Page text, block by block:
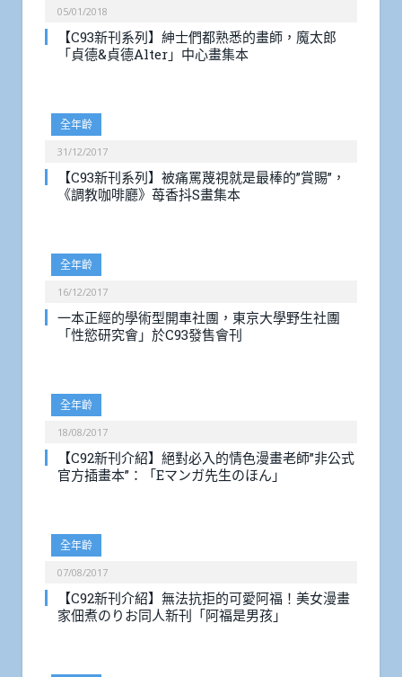
05/01/2018
【C93新刊系列】紳士們都熟悉的畫師，魔太郎
「貞德&貞德Alter」中心畫集本
全年齡
31/12/2017
【C93新刊系列】被痛罵蔑視就是最棒的”賞賜”，
《調教咖啡廳》苺香抖S畫集本
全年齡
16/12/2017
一本正經的學術型開車社團，東京大學野生社團
「性慾研究會」於C93發售會刊
全年齡
18/08/2017
【C92新刊介紹】絕對必入的情色漫畫老師”非公式
官方插畫本”：「Eマンガ先生のほん」
全年齡
07/08/2017
【C92新刊介紹】無法抗拒的可愛阿福！美女漫畫
家佃煮のりお同人新刊「阿福是男孩」